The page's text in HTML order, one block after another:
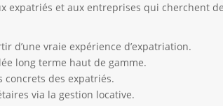
expatriés et aux entreprises qui cherchent
d’une vraie expérience d’expatriation.
long terme haut de gamme.
concrets des expatriés.
via la gestion locative.